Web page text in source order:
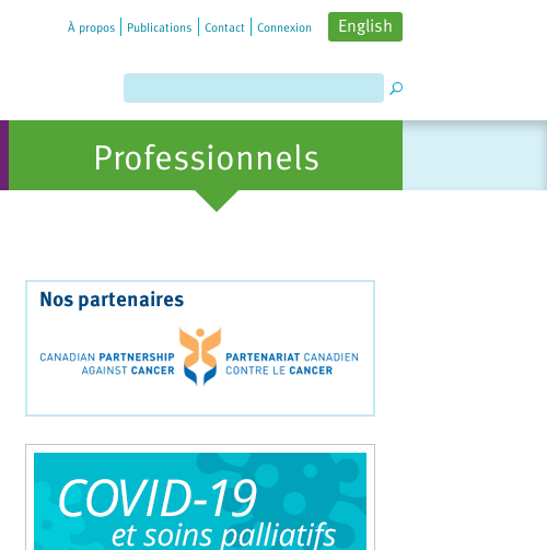
À propos Publications Contact Connexion English
Professionnels
Nos partenaires